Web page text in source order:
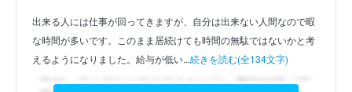
出来る人には仕事が回ってきますが、自分は出来ない人間なので暇
な時間が多いです。このまま居続けても時間の無駄ではないかと考
えるようになりました。給与が低い...続きを読む(全134文字)